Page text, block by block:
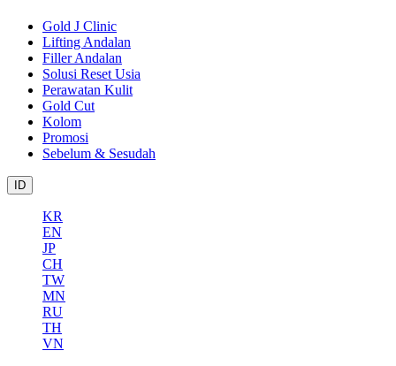
Gold J Clinic
Lifting Andalan
Filler Andalan
Solusi Reset Usia
Perawatan Kulit
Gold Cut
Kolom
Promosi
Sebelum & Sesudah
ID
KR
EN
JP
CH
TW
MN
RU
TH
VN